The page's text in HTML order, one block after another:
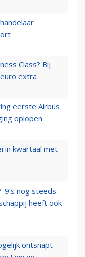
Class? Bij
extra
eerste Airbus
oplopen
in kwartaal met
9’s nog steeds
heeft ook
ontsnapt